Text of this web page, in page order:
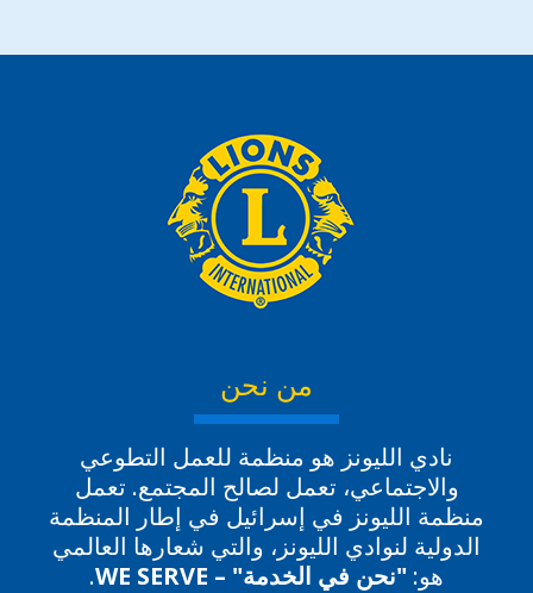
من نحن
نادي الليونز هو منظمة للعمل التطوعي
والاجتماعي، تعمل لصالح المجتمع. تعمل
منظمة الليونز في إسرائيل في إطار المنظمة
الدولية لنوادي الليونز، والتي شعارها العالمي
هو: "نحن في الخدمة" – WE SERVE
.